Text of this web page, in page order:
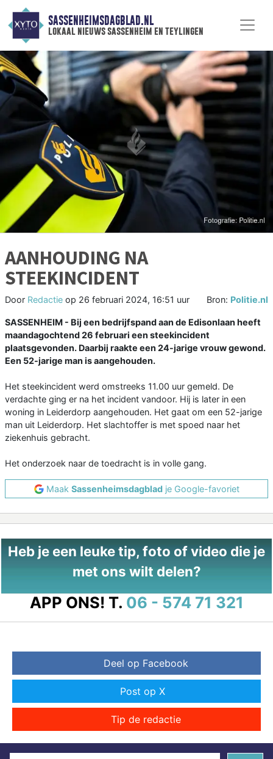
SASSENHEIMSDAGBLAD.NL
lokaal nieuws sassenheim en teylingen
AANHOUDING NA
STEEKINCIDENT
Door Redactie op 26 februari 2024, 16:51 uur Bron: Politie.nl
SASSENHEIM - Bij een bedrijfspand aan de Edisonlaan heeft
maandagochtend 26 februari een steekincident
plaatsgevonden. Daarbij raakte een 24-jarige vrouw gewond.
Een 52-jarige man is aangehouden.
Het steekincident werd omstreeks 11.00 uur gemeld. De
verdachte ging er na het incident vandoor. Hij is later in een
woning in Leiderdorp aangehouden. Het gaat om een 52-jarige
man uit Leiderdorp. Het slachtoffer is met spoed naar het
ziekenhuis gebracht.
Het onderzoek naar de toedracht is in volle gang.
Maak Sassenheimsdagbladje Google-favoriet
Heb je een leuke tip, foto of video die je
met ons wilt delen?
APP ONS! T. 06 - 574 71 321
Deel op Facebook
Post op X
Tip de redactie